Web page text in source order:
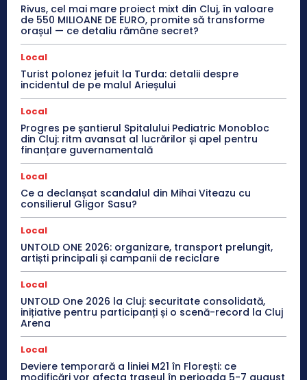
Rivus, cel mai mare proiect mixt din Cluj, în valoare
de 550 MILIOANE DE EURO, promite să transforme
orașul — ce detaliu rămâne secret?
Local
Turist polonez jefuit la Turda: detalii despre
incidentul de pe malul Arieșului
Local
Progres pe șantierul Spitalului Pediatric Monobloc
din Cluj: ritm avansat al lucrărilor și apel pentru
finanțare guvernamentală
Local
Ce a declanșat scandalul din Mihai Viteazu cu
consilierul Gligor Sasu?
Local
UNTOLD ONE 2026: organizare, transport prelungit,
artiști principali și campanii de reciclare
Local
UNTOLD One 2026 la Cluj: securitate consolidată,
inițiative pentru participanți și o scenă-record la Cluj
Arena
Local
Deviere temporară a liniei M21 în Florești: ce